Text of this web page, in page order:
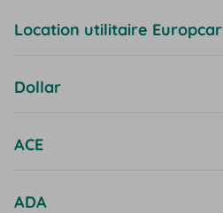
Location utilitaire Europcar
Dollar
ACE
ADA